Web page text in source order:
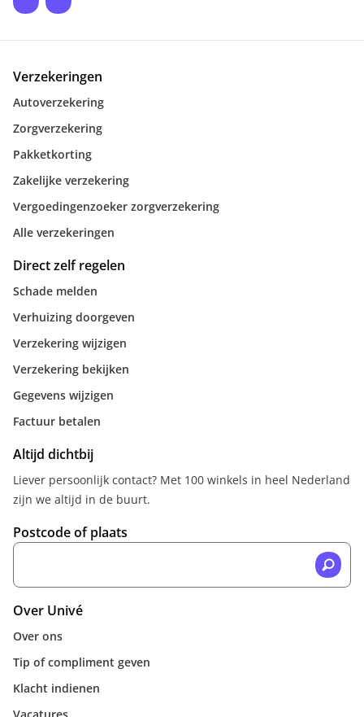
Verzekeringen
Autoverzekering
Zorgverzekering
Pakketkorting
Zakelijke verzekering
Vergoedingenzoeker zorgverzekering
Alle verzekeringen
Direct zelf regelen
Schade melden
Verhuizing doorgeven
Verzekering wijzigen
Verzekering bekijken
Gegevens wijzigen
Factuur betalen
Altijd dichtbij
Liever persoonlijk contact? Met 100 winkels in heel Nederland
zijn we altijd in de buurt.
Postcode of plaats
Over Univé
Over ons
Tip of compliment geven
Klacht indienen